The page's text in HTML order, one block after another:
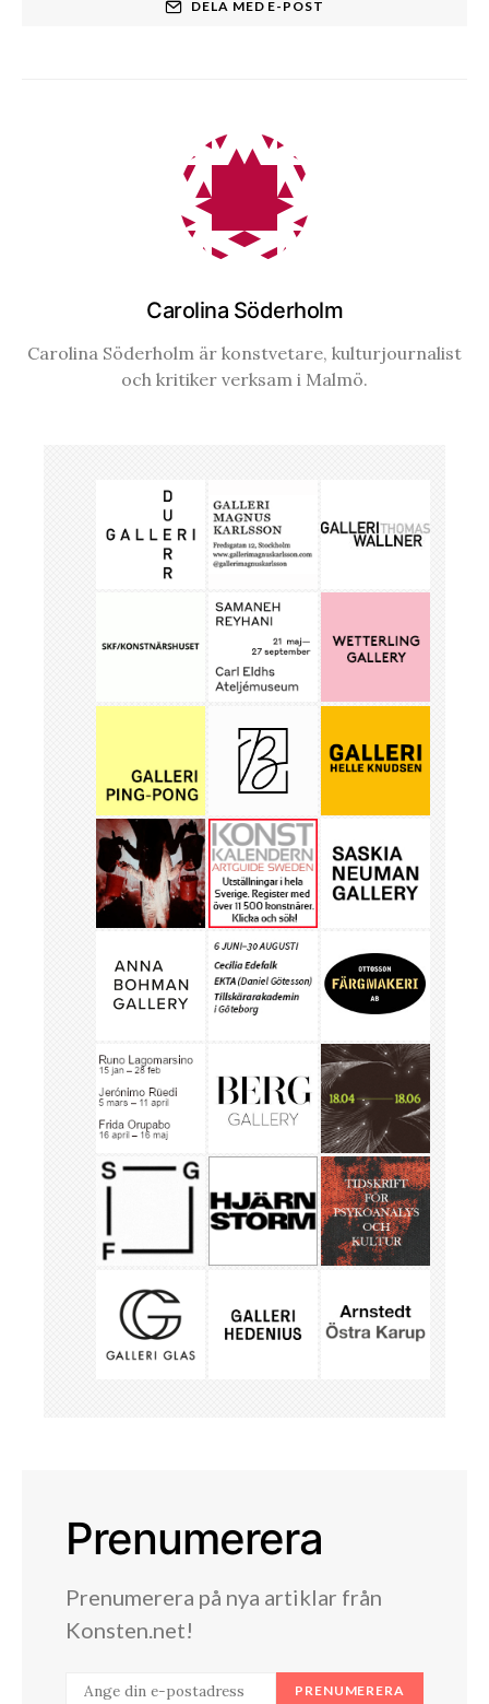
DELA MED E-POST
Carolina Söderholm
Carolina Söderholm är konstvetare, kulturjournalist
och kritiker verksam i Malmö.
Prenumerera
Prenumerera på nya artiklar från
Konsten.net!
PRENUMERERA